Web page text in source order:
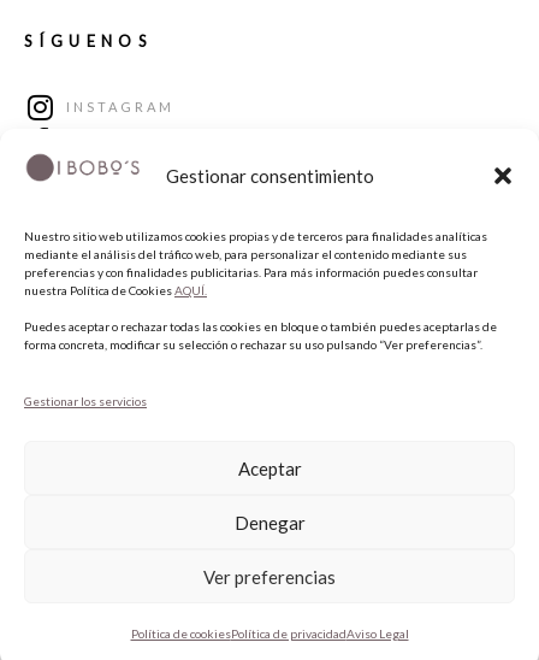
Gestionar consentimiento
Nuestro sitio web utilizamos cookies propias y de terceros para finalidades analíticas
mediante el análisis del tráfico web, para personalizar el contenido mediante sus
preferencias y con finalidades publicitarias. Para más información puedes consultar
nuestra Política de CookiesAQUÍ.
Puedes aceptar o rechazar todas las cookies en bloque o también puedes aceptarlas de
forma concreta, modificar su selección o rechazar su uso pulsando “Ver preferencias”.
Gestionar los servicios
Aceptar
Denegar
Ver preferencias
Política de cookiesPolítica de privacidadAviso Legal
SÍGUENOS
INSTAGRAM
PINTEREST
COPYRIGHT © 2026 QUIERO UNAS BOBO'S.